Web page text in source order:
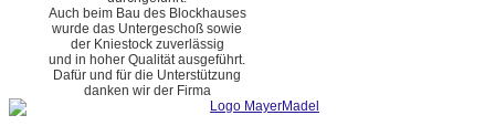
Auch beim Bau des Blockhauses
wurde das Untergeschoß sowie
der Kniestock zuverlässig
und in hoher Qualität ausgeführt.
Dafür und für die Unterstützung
danken wir der Firma